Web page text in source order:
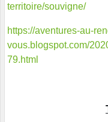
territoire/souvigne/
https://aventures-au-
vous.blogspot.com/
79.html